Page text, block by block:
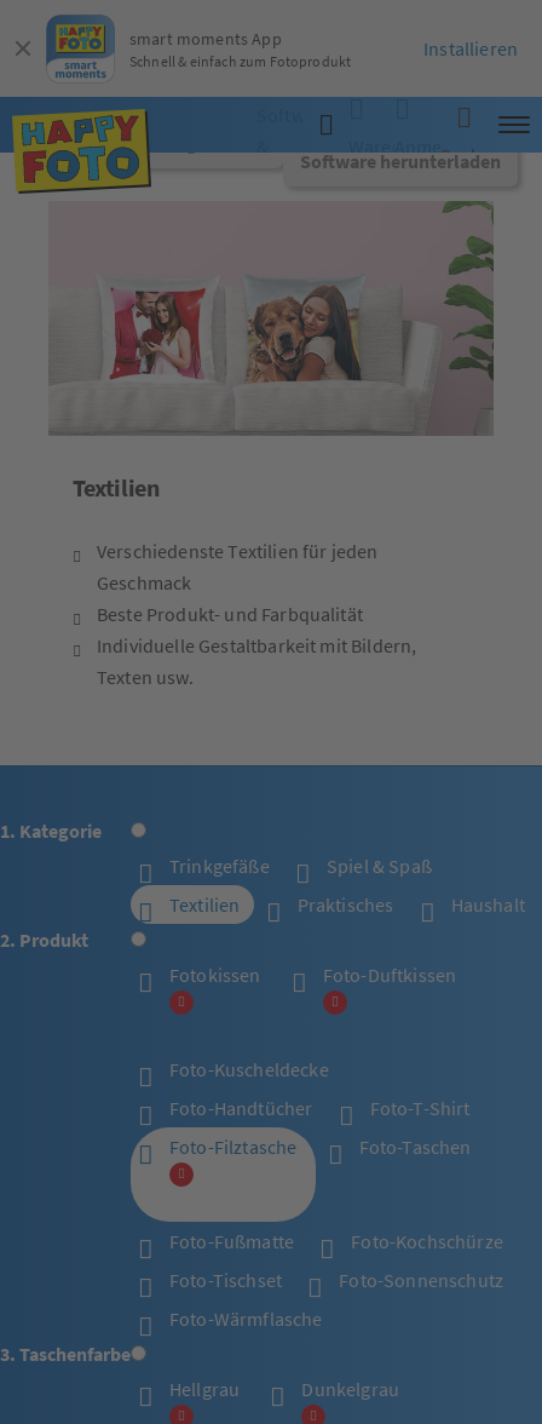
Software
WarenkorbAnmelden
Suche
Textilien
Verschiedenste Textilien für jeden
Geschmack
Beste Produkt- und Farbqualität
Individuelle Gestaltbarkeit mit Bildern,
Texten usw.
1. Kategorie
Trinkgefäße
Spiel & Spaß
Textilien
Praktisches
Haushalt
2. Produkt
Fotokissen
Foto-Duftkissen
Foto-Kuscheldecke
Foto-Handtücher
Foto-T-Shirt
Foto-Filztasche
Foto-Taschen
Foto-Fußmatte
Foto-Kochschürze
Foto-Tischset
Foto-Sonnenschutz
Foto-Wärmflasche
3. Taschenfarbe
Hellgrau
Dunkelgrau
Jetzt online gestalten
Software herunterladen
smart moments App
Schnell & einfach zum Fotoprodukt
Installieren